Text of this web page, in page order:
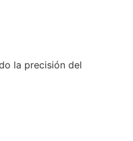
la precisión del